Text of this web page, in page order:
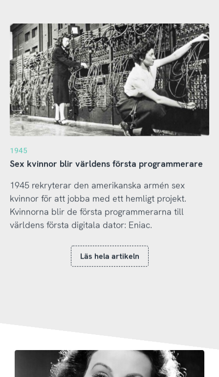
1945
Sex kvinnor blir världens första programmerare
1945 rekryterar den amerikanska armén sex
kvinnor för att jobba med ett hemligt projekt.
Kvinnorna blir de första programmerarna till
världens första digitala dator: Eniac.
Läs hela artikeln